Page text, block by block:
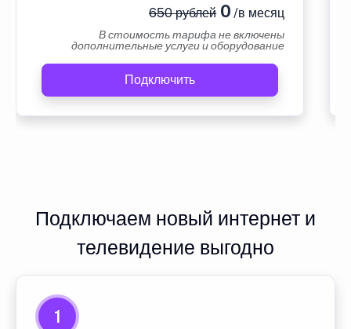
650 рублей0 /в месяц
В стоимость тарифа не включены
дополнительные услуги и оборудование
Подключить
Подключаем новый интернет и
телевидение выгодно
1